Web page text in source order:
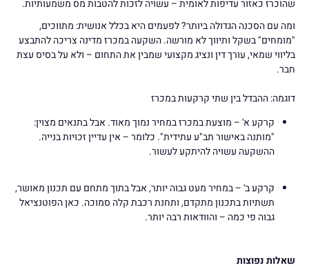
שהוכרז כאזור עדיפות לאומית – עשויה לזכות להטבות מס משמעותיות.
ומה עם הסכנה הגדולה ביותר? לפעמים היא בכלל אנושית: מתווכים,
"מומחים" בשקל ותיווך לא מורשה. השקעה במכרז מדינה צריכה להתבצע
בליווי שמאי, עורך דין ונציג מקצועי שמבין את התחום – ולא על בסיס עצת
חבר.
דוגמה: ההבדל בין שתי קרקעות במכרז
קרקע א' – מוצעת במכרז במחיר נמוך מאוד. אבל בתנאים מצוין:
"מותנה באישור תב"ע עתידית". כלומר – אין עדיין זכויות בנייה.
ההשקעה עשויה להיתקע לעשור.
קרקע ב' – במחיר מעט גבוה יותר, אבל בתוך מתחם עם תכנון מאושר,
תשתיות בתכנון מתקדם, ותחנת רכבת קלה סמוכה. כאן הפוטנציאל
גבוה פי כמה – והוודאות רבה יותר.
שאלות נפוצות